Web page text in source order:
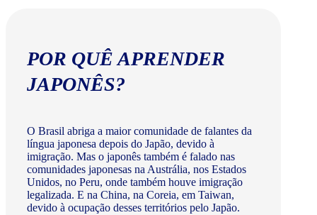
POR QUÊ APRENDER
JAPONÊS?
O Brasil abriga a maior comunidade de falantes da
língua japonesa depois do Japão, devido à
imigração. Mas o japonês também é falado nas
comunidades japonesas na Austrália, nos Estados
Unidos, no Peru, onde também houve imigração
legalizada. E na China, na Coreia, em Taiwan,
devido à ocupação desses territórios pelo Japão.